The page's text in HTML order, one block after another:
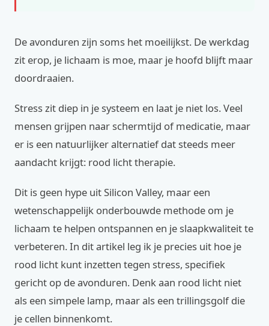
De avonduren zijn soms het moeilijkst. De werkdag
zit erop, je lichaam is moe, maar je hoofd blijft maar
doordraaien.
Stress zit diep in je systeem en laat je niet los. Veel
mensen grijpen naar schermtijd of medicatie, maar
er is een natuurlijker alternatief dat steeds meer
aandacht krijgt: rood licht therapie.
Dit is geen hype uit Silicon Valley, maar een
wetenschappelijk onderbouwde methode om je
lichaam te helpen ontspannen en je slaapkwaliteit te
verbeteren. In dit artikel leg ik je precies uit hoe je
rood licht kunt inzetten tegen stress, specifiek
gericht op de avonduren. Denk aan rood licht niet
als een simpele lamp, maar als een trillingsgolf die
je cellen binnenkomt.